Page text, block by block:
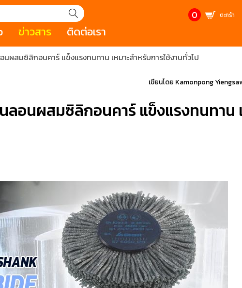
0 ตะกร้า
ประเภทประแจ
สินค้าราคาพิเศษจากแบรนด์ PB
สินค้าลดราคา
Tools)
(Electrician Tool)
machining / ชุด
องมือใช้งานกับเครื่องจักรและ
งCNC
3 Clamping technology /
อุปกรณ์จับยึด
tools for screws /
งมือช่าง ประเภทขันแน่น
7 Gripping, cutting, and striking
tools / เครื่องมือช่าง ประเภทจับ
ยึดให้แน่น
GARANT
MANUFACTURE’S BRANDS
ข่าวสาร
Salespage
CONTACT US
Trusco
ติดต่อเรา
ผสมซิลิกอนคาร์ แข็งแรงทนทาน เหมาะสำหรับการใช้งานทั่วไป
เขียนโดย Kamonpong
ลอนผสมซิลิกอนคาร์ แข็งแรงทนทาน